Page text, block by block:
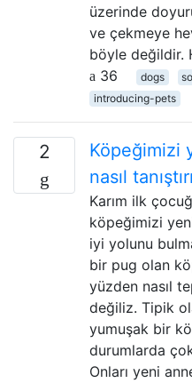
üzerinde
ve çekmeye
böyle değildir.
36
dogs
introducing-pets
2
Köpeğimizi
nasıl
Karım ilk
köpeğimizi
iyi yolunu
bir pug olan
yüzden nasıl
değiliz. Tipik
yumuşak bir
durumlarda
Onları yeni